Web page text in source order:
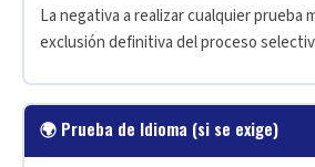
La negativa a realizar cualquier prueba
exclusión definitiva del proceso
🌍 Prueba de Idioma (si se exige)